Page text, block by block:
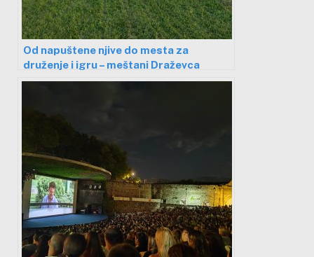
Od napuštene njive do mesta za
druženje i igru – meštani Draževca
uredili prostor u svom selu